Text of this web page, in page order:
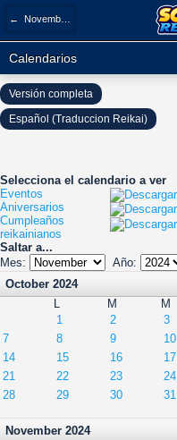
← November 2024
Calendarios
Selecciona el calendario a ver
Eventos
Aniversarios
Cumpleaños
reikainianos
Saltar a...
Mes:
Año:
October 2024
L
M M
1
2 3
7
8 9 10
14
15 16 17
21
22 23 24
28
29 30 31
November 2024
Versión completa
Español (Traduccion Reikai)